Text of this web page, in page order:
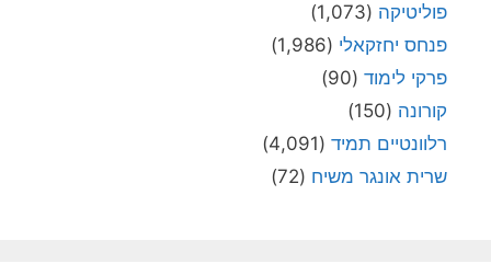
פוליטיקה (1,073)
פנחס יחזקאלי (1,986)
פרקי לימוד (90)
קורונה (150)
רלוונטיים תמיד (4,091)
שרית אונגר משיח (72)